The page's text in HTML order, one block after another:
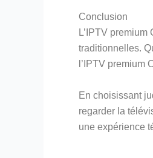
Conclusion
L’IPTV
traditionnelles.
l’IPTV premium
En choisissant
regarder la
une expérience